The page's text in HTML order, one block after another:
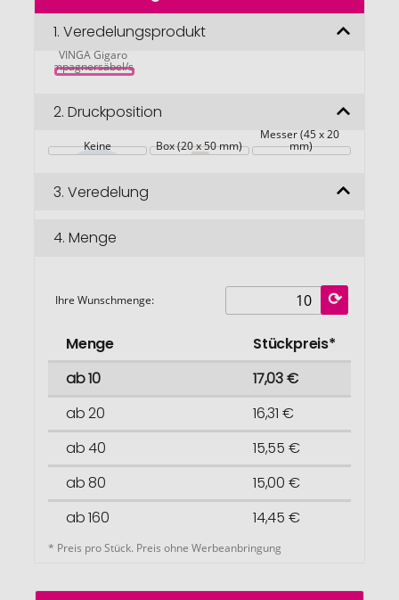
Bildgalerie
springen
1. Veredelungsprodukt
VINGA Gigaro
Champagnersäbel/silber
2. Druckposition
Keine Box (20 x 50 mm)
Messer (45 x 20
mm)
3. Veredelung
4. Menge
Ihre Wunschmenge:
Menge
Stückpreis*
ab 10
17,03 €
ab 20
16,31 €
ab 40
15,55 €
ab 80
15,00 €
ab 160
14,45 €
* Preis pro Stück. Preis ohne Werbeanbringung